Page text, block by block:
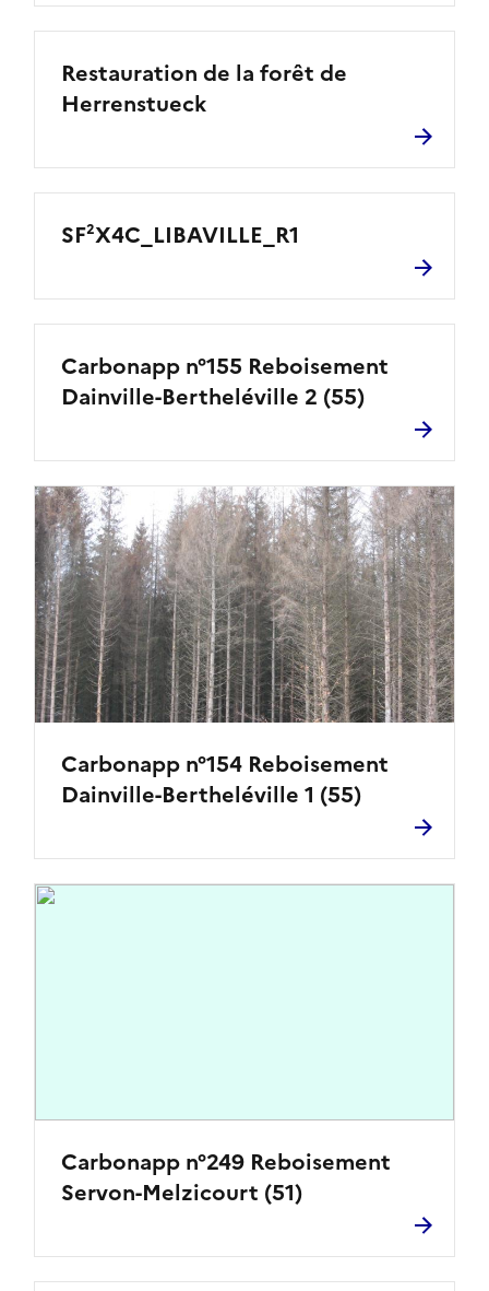
Restauration de la forêt de
Herrenstueck
SF²X4C_LIBAVILLE_R1
Carbonapp n°155 Reboisement
Dainville-Bertheléville 2 (55)
Carbonapp n°154 Reboisement
Dainville-Bertheléville 1 (55)
Carbonapp n°249 Reboisement
Servon-Melzicourt (51)